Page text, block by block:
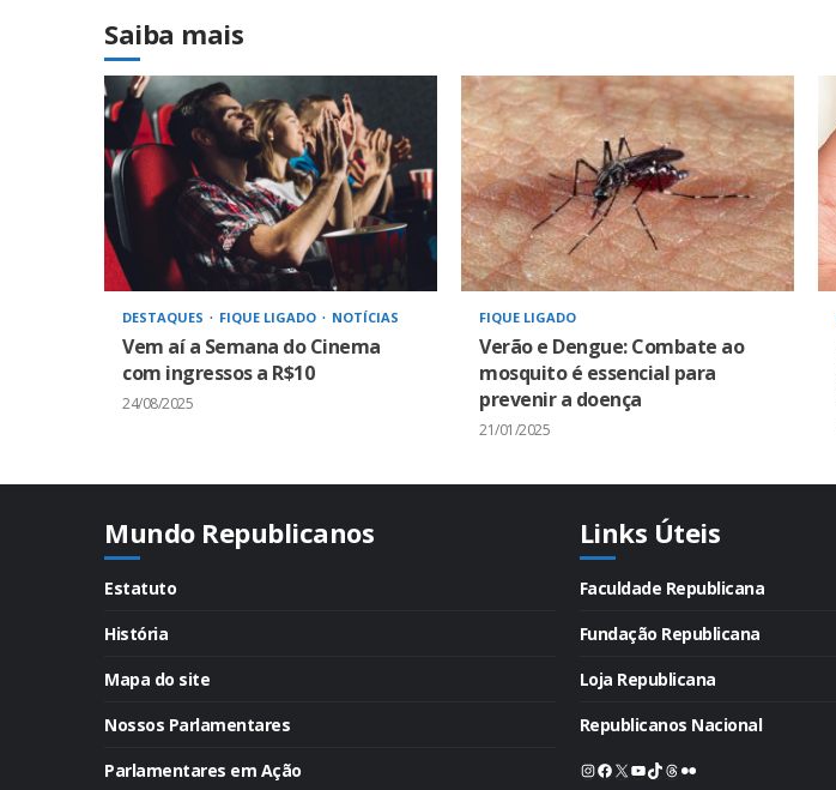
Saiba mais
DESTAQUES FIQUE LIGADO NOTÍCIAS
Vem aí a Semana do Cinema
com ingressos a R$10
24/08/2025
FIQUE LIGADO
Verão e Dengue: Combate ao
mosquito é essencial para
prevenir a doença
21/01/2025
Mundo Republicanos
Estatuto
História
Mapa do site
Nossos Parlamentares
Parlamentares em Ação
Links Úteis
Faculdade Republicana
Fundação Republicana
Loja Republicana
Republicanos Nacional
Instagram
Facebook
X Youtube
TikTok
Threads
Flickr